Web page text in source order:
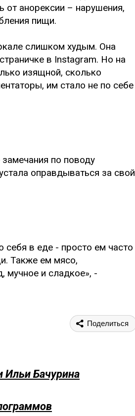
от анорексии – нарушения,
пищи.
слишком худым. Она
в Instagram. Но на
изящной, сколько
им стало не по себе
по поводу
оправдываться за свой
себя в еде - просто ем часто
Также ем мясо,
мучное и сладкое», -
Поделиться
Бачурина